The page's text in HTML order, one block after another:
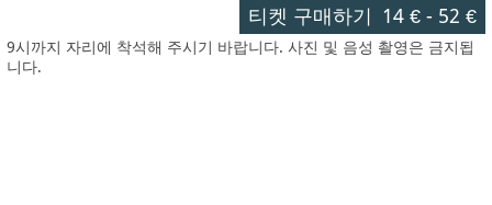
티켓 구매하기 14 €- 52 €
9시까지 자리에 착석해 주시기 바랍니다. 사진 및 음성 촬영은 금지됩
니다.